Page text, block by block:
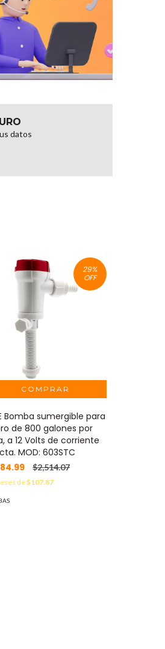
datos
29%
OFF
Bomba sumergible para
de 800 galones por
a 12 Volts de corriente
MOD: 603STC
$2,514.07
de$107.87